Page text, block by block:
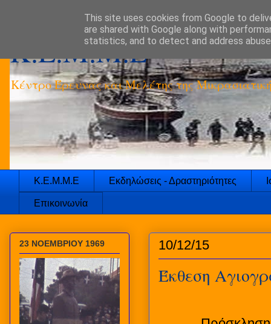
K.E.M.M.E
Κέντρο Έρευνας και Μελέτης της
Κ.Ε.Μ.Μ.Ε Εκδηλώσεις - Δραστηριότητες
Επικοινωνία
10/12/15
Έκθεση
23 ΝΟΕΜΒΡΙΟΥ 1969
This site uses cookies from Google to
are shared with Google along with
statistics, and to detect and address